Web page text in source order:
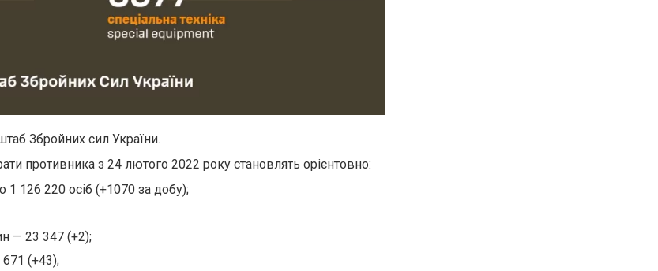
Збройних сил України.
противника з 24 лютого 2022 року становлять орієнтовно:
126 220 осіб (+1070 за добу);
— 23 347 (+2);
(+43);